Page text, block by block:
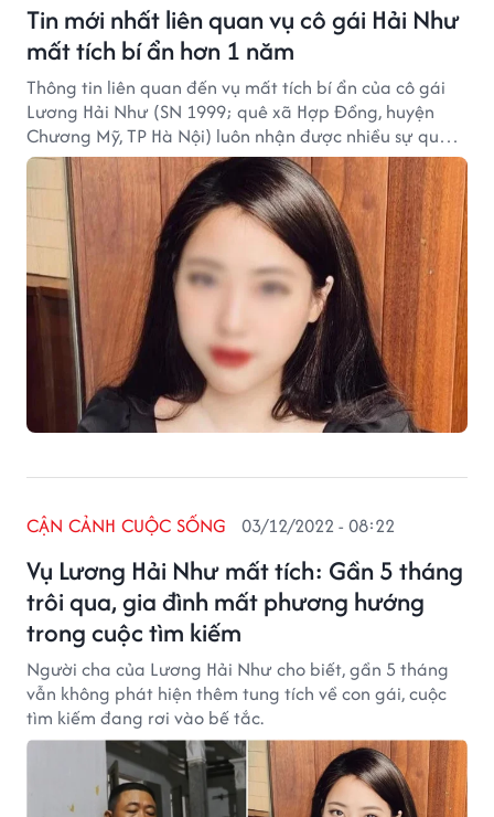
Tin mới nhất liên quan vụ cô gái Hải Như
mất tích bí ẩn hơn 1 năm
Thông tin liên quan đến vụ mất tích bí ẩn của cô gái
Lương Hải Như (SN 1999; quê xã Hợp Đồng, huyện
Chương Mỹ, TP Hà Nội) luôn nhận được nhiều sự quan
tâm của dư luận. Đến nay, đã hơn 1 năm kể từ khi sự
việc xảy ra, thế nhưng, tung tích của cô gái này vẫn là
một điều bí ẩn.
Vụ Lương Hải Như mất tích: Gần 5 tháng
trôi qua, gia đình mất phương hướng
trong cuộc tìm kiếm
CẬN CẢNH CUỘC SỐNG 03/12/2022 - 08:22
Người cha của Lương Hải Như cho biết, gần 5 tháng
vẫn không phát hiện thêm tung tích về con gái, cuộc
tìm kiếm đang rơi vào bế tắc.